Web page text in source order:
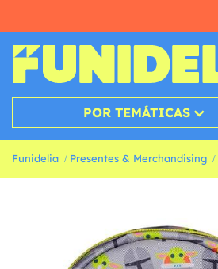
POR TEMÁTICAS
Funidelia Presentes & Merchandising